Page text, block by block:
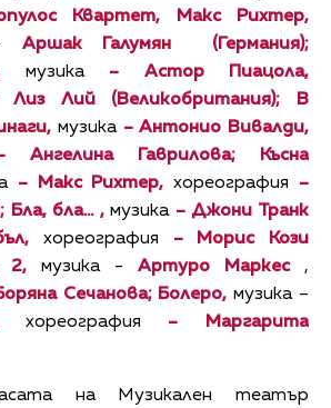
Квартет, Макс Рихтер,
Аршак Галумян (Германия);
музика – Астор Пиацола,
Лий (Великобритания); В
музика– Антонио Вивалди,
Гаврилова; Късна
– Макс Рихтер,хореография –
Бла, бла… ,музика– Джони Транк
хореография – Морис Кози
2, музика - Артуро Маркес,
Сечанова; Болеро,музика –
хореография – Маргарита
на Музикален театър